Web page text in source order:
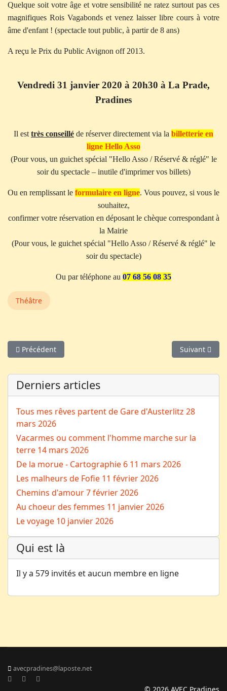
Quelque soit votre âge et votre sensibilité ne ratez surtout pas ces
magnifiques Rois Vagabonds et venez laisser libre cours à votre
âme d'enfant ! (spectacle tout public, à partir de 8 ans)
A reçu le Prix du Public Avignon off 2013.
Vendredi 31 janvier 2020 à 20h30 à La Prade,
Pradines
Il est très conseillé de réserver directement via la billetterie en
ligne Hello Asso
(Pour vous, un guichet spécial "Hello Asso / Réservé & réglé" le
soir du spectacle – inutile d'imprimer vos billets)
Ou en remplissant le formulaire en ligne. Vous pouvez, si vous le
souhaitez,
confirmer votre réservation en déposant le chèque correspondant à
la Mairie
(Pour vous, le guichet spécial "Hello Asso / Réservé & réglé" le
soir du spectacle)
Ou par téléphone au 07 68 56 08 35
Théâtre
Article précédent : Antigone, la révolte et le pouvoir
Précédent Article
Suivant
Derniers articles
Tous mes rêves partent de Gare d'Austerlitz 28
mars 2026
Vacarmes ou comment l'homme marche sur la
terre 14 mars 2026
De la morue - Cartographie 6 11 mars 2026
Les malheurs de Fofie 11 février 2026
Chemins d'amour7 février 2026
Au choeur des femmes 11 janvier 2026
Le voyage 10 janvier 2026
Qui est là
Il y a 579 invités et aucun membre en ligne
avecpradines@laposte.net